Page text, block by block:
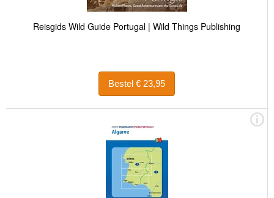
Reisgids Wild Guide Portugal | Wild Things Publishing
Bestel € 23,95